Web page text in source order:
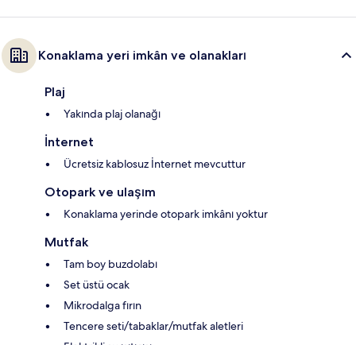
Konaklama yeri imkân ve olanakları
Plaj
Yakında plaj olanağı
İnternet
Ücretsiz kablosuz İnternet mevcuttur
Otopark ve ulaşım
Konaklama yerinde otopark imkânı yoktur
Mutfak
Tam boy buzdolabı
Set üstü ocak
Mikrodalga fırın
Tencere seti/tabaklar/mutfak aletleri